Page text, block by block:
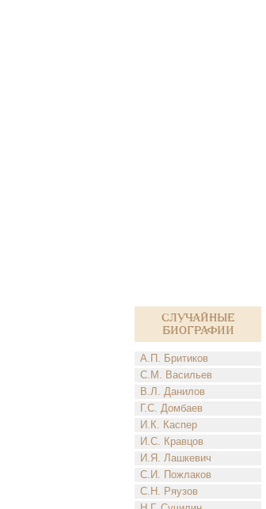
Случайные
биографии
А.П. Бритиков
С.М. Васильев
В.Л. Данилов
Г.С. Домбаев
И.К. Каспер
И.С. Кравцов
И.Я. Лашкевич
С.И. Пожлаков
С.Н. Ряузов